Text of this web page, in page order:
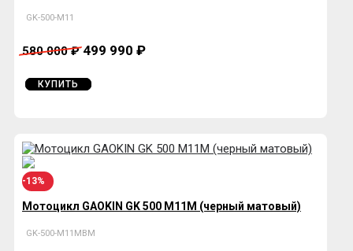
GK-500-М11
580 000 ₽ 499 990 ₽
КУПИТЬ
-13%
Мотоцикл GAOKIN GK 500 М11M (черный матовый)
GK-500-М11MBM